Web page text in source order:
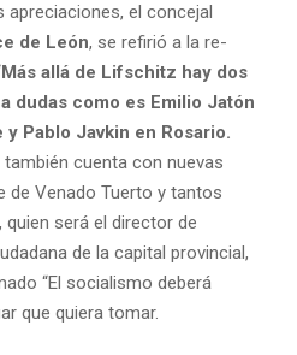
el concejal
de León, se refirió a la re-
Más allá de Lifschitz hay dos
dudas como es Emilio Jatón
y Pablo Javkin en Rosario.
cuenta con nuevas
de Venado Tuerto y tantos
será el director de
de la capital provincial,
“El socialismo deberá
que quiera tomar.